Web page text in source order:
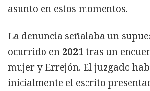
asunto en estos momentos.
La denuncia señalaba un
ocurrido en 2021 tras un
mujer y Errejón. El juzgado
inicialmente el escrito